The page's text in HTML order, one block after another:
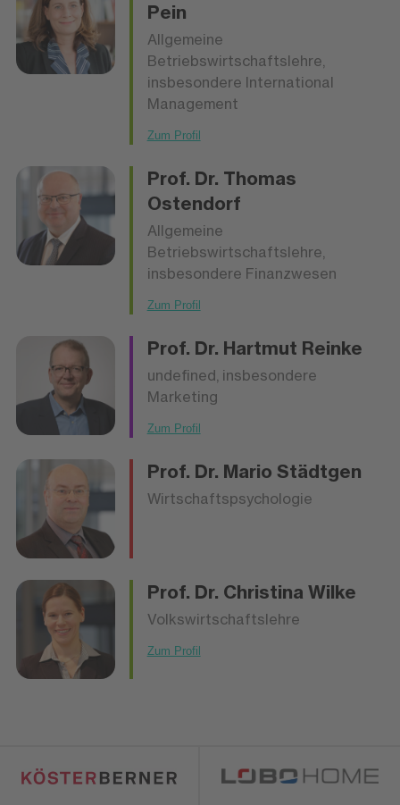
Pein
Allgemeine
Betriebswirtschaftslehre,
insbesondere International
Management
Zum Profil
Prof. Dr. Thomas
Ostendorf
Allgemeine
Betriebswirtschaftslehre,
insbesondere Finanzwesen
Zum Profil
Prof. Dr. Hartmut Reinke
undefined, insbesondere
Marketing
Zum Profil
Prof. Dr. Mario Städtgen
Wirtschaftspsychologie
Prof. Dr. Christina Wilke
Volkswirtschaftslehre
Zum Profil